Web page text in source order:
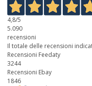
4,8/5
5.090
recensioni
Il totale delle recensioni
Recensioni Feedaty
3244
Recensioni Ebay
1846